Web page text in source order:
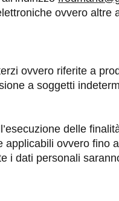
ovvero altre
ovvero riferite a
a soggetti
delle
ovvero fino
i dati personali